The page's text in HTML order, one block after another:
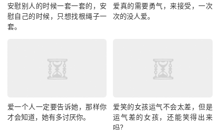
安慰别人的时候一套一套的，安
慰自己的时候，只想找根绳子一
套。
爱真的需要勇气，来接受，一次
次的没人爱。
爱一个人一定要告诉她，那样你
才会知道，她有多讨厌你。
爱笑的女孩运气不会太差，但是
运气差的女孩，还能笑得出来
吗？